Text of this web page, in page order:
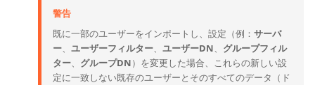
警告
既に一部のユーザーをインポートし、設定（例： サーバ
ー、 ユーザーフィルター、 ユーザーDN、 グループフィル
ター、 グループDN）を変更した場合、これらの新しい設
定に一致しない既存のユーザーとそのすべてのデータ（ド